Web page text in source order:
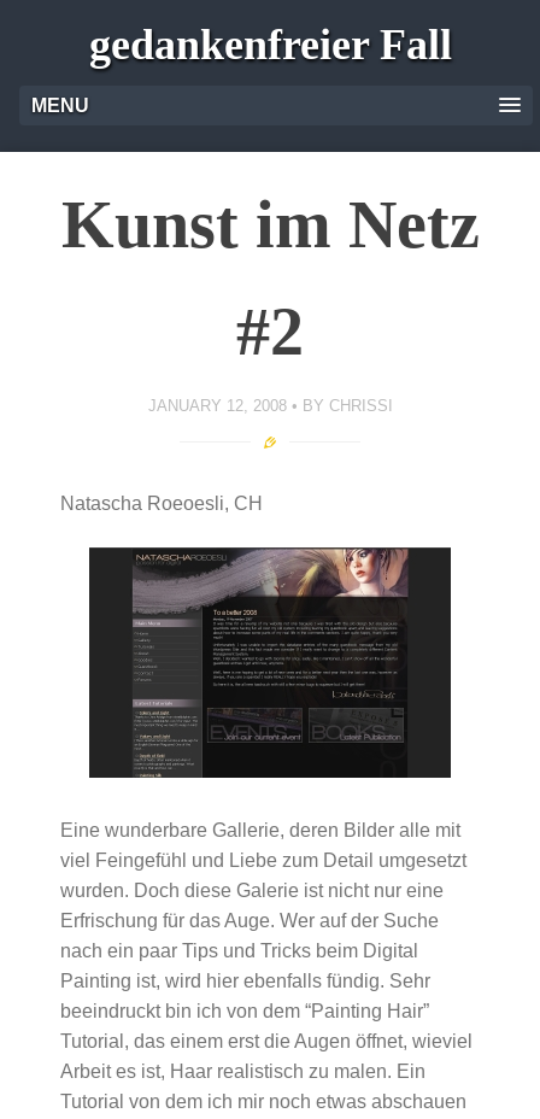
gedankenfreier Fall
MENU
Kunst im Netz
#2
JANUARY 12, 2008 BY CHRISSI
Natascha Roeoesli, CH
Eine wunderbare Gallerie, deren Bilder alle mit
viel Feingefühl und Liebe zum Detail umgesetzt
wurden. Doch diese Galerie ist nicht nur eine
Erfrischung für das Auge. Wer auf der Suche
nach ein paar Tips und Tricks beim Digital
Painting ist, wird hier ebenfalls fündig. Sehr
beeindruckt bin ich von dem “Painting Hair”
Tutorial, das einem erst die Augen öffnet, wieviel
Arbeit es ist, Haar realistisch zu malen. Ein
Tutorial von dem ich mir noch etwas abschauen